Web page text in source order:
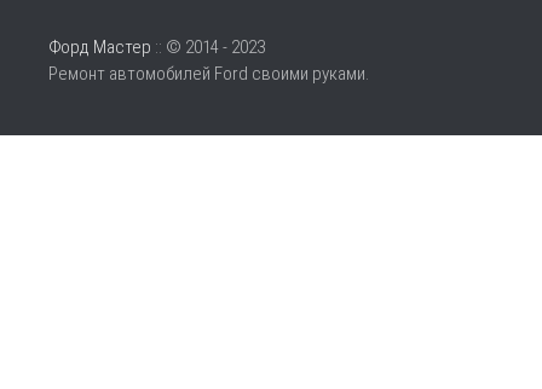
Форд Мастер :: © 2014 - 2023
Ремонт автомобилей Ford своими руками.